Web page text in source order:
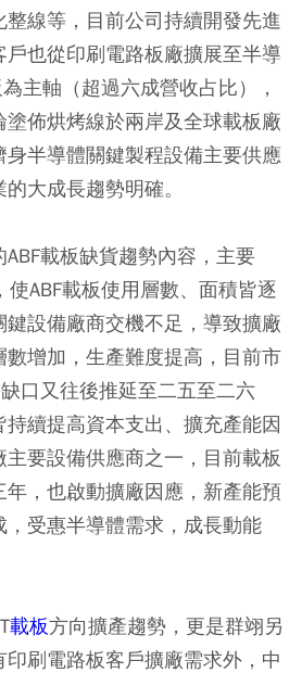
線等，目前公司持續開發先進
也從印刷電路板廠擴展至半導
主軸（超過六成營收占比），
佈烘烤線於兩岸及全球載板廠
半導體關鍵製程設備主要供應
大成長趨勢明確。
載板缺貨趨勢內容，主要
使ABF載板使用層數、面積皆逐
設備廠商交機不足，導致擴廠
增加，生產難度提高，目前市
口又往後推延至二五至二六
續提高資本支出、擴充產能因
要設備供應商之一，目前載板
，也啟動擴廠因應，新產能預
受惠半導體需求，成長動能
載板方向擴產趨勢，更是群翊另
刷電路板客戶擴廠需求外，中